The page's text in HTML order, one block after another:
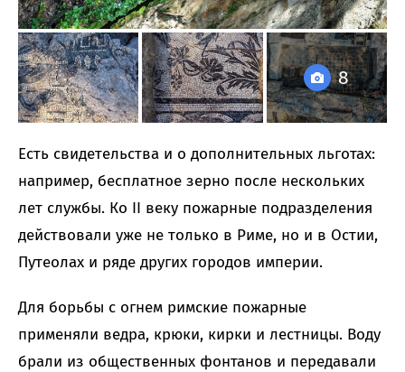
8
Есть свидетельства и о дополнительных льготах:
например, бесплатное зерно после нескольких
лет службы. Ко II веку пожарные подразделения
действовали уже не только в Риме, но и в Остии,
Путеолах и ряде других городов империи.
Для борьбы с огнем римские пожарные
применяли ведра, крюки, кирки и лестницы. Воду
брали из общественных фонтанов и передавали